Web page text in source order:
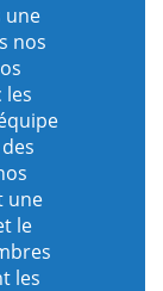
une
nos
les
une
le
les